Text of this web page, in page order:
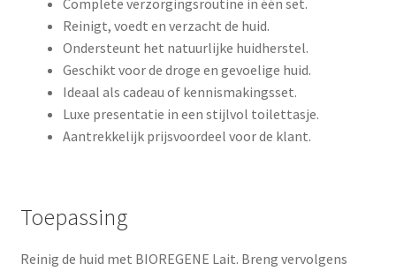
Reinigt, voedt en verzacht de huid.
Ondersteunt het natuurlijke huidherstel.
Geschikt voor de droge en gevoelige huid.
Ideaal als cadeau of kennismakingsset.
Luxe presentatie in een stijlvol toilettasje.
Aantrekkelijk prijsvoordeel voor de klant.
Toepassing
Reinig de huid met BIOREGENE Lait. Breng vervolgens